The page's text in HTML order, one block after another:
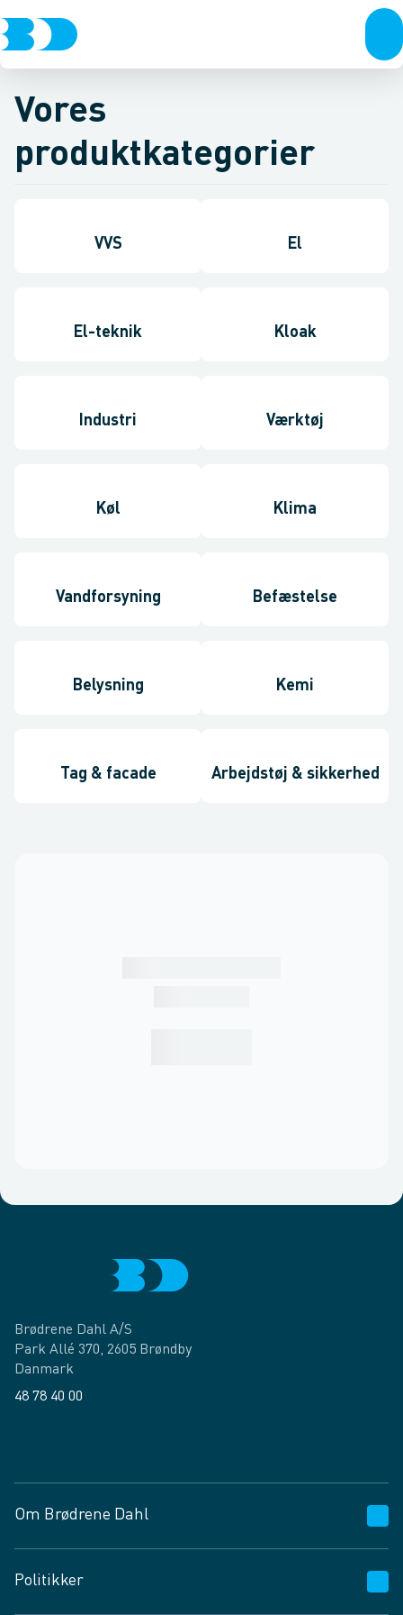
Vores
produktkategorier
VVS El
El-teknik Kloak
Industri Værktøj
Køl Klima
Vandforsyning Befæstelse
Belysning Kemi
Tag & facade Arbejdstøj & sikkerhed
Brødrene Dahl A/S
Park Allé 370, 2605 Brøndby
Danmark
48 78 40 00
Om Brødrene Dahl
Vagttelefon 30 10 89 89
Politikker